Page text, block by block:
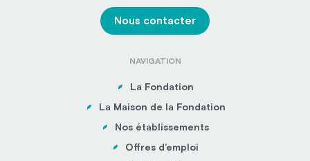
Nous contacter
NAVIGATION
La Fondation
La Maison de la Fondation
Nos établissements
Offres d’emploi